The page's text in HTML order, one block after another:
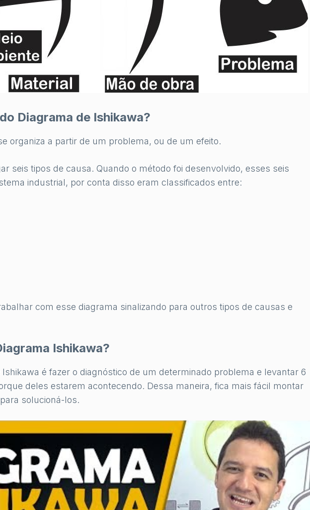
Diagrama de Ishikawa?
organiza a partir de um problema, ou de um efeito.
seis tipos de causa. Quando o método foi desenvolvido, esses seis
industrial, por conta disso eram classificados entre:
com esse diagrama sinalizando para outros tipos de causas e
Ishikawa?
é fazer o diagnóstico de um determinado problema e levantar 6
deles estarem acontecendo. Dessa maneira, fica mais fácil montar
solucioná-los.